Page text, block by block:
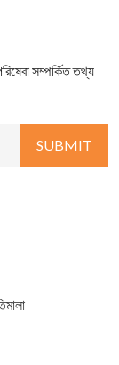
সম্পর্কিত তথ্য